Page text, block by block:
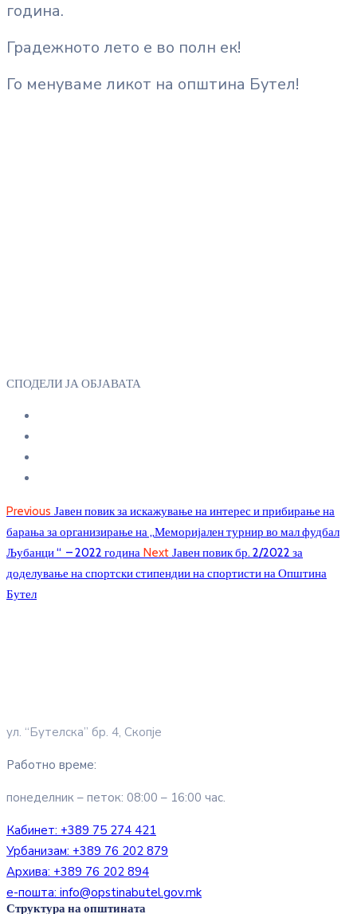
година.
Градежното лето е во полн ек!
Го менуваме ликот на општина Бутел!
СПОДЕЛИ ЈА ОБЈАВАТА
Previous Јавен повик за искажување на интерес и прибирање на
барања за организирање на „Меморијален турнир во мал фудбал
Љубанци “ – 2022 година Next Јавен повик бр. 2/2022 за
доделување на спортски стипендии на спортисти на Општина
Бутел
ул. “Бутелска” бр. 4, Скопје
Работно време:
понеделник – петок: 08:00 – 16:00 час.
Кабинет: +389 75 274 421
Урбанизам: +389 76 202 879
Архива: +389 76 202 894
е-пошта: info@opstinabutel.gov.mk
Структура на општината